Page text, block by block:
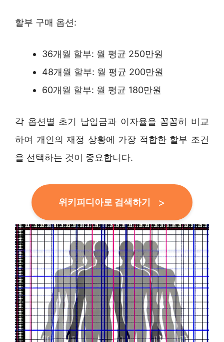
할부 구매 옵션:
36개월 할부: 월 평균 250만원
48개월 할부: 월 평균 200만원
60개월 할부: 월 평균 180만원
각 옵션별 초기 납입금과 이자율을 꼼꼼히 비교
하여 개인의 재정 상황에 가장 적합한 할부 조건
을 선택하는 것이 중요합니다.
위키피디아로 검색하기